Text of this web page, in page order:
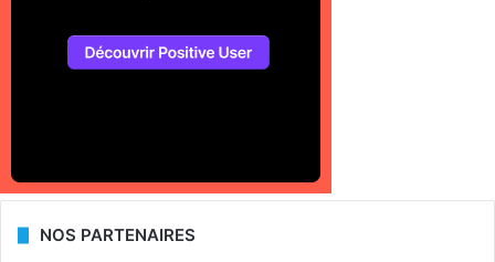
NOS PARTENAIRES